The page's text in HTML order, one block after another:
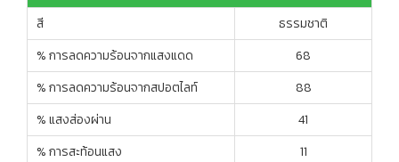
สี
ธรรมชาติ
% การลดความร้อนจากแสงแดด
68
% การลดความร้อนจากสปอตไลท์
88
% แสงส่องผ่าน
41
% การสะท้อนแสง
11